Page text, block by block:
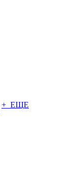
+ ЕЩЕ